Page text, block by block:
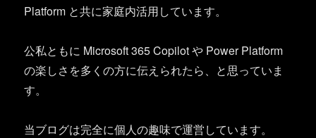
Platform と共に家庭内活用しています。
公私ともに Microsoft 365 Copilot や Power Platform
の楽しさを多くの方に伝えられたら、と思っていま
す。
当ブログは完全に個人の趣味で運営しています。